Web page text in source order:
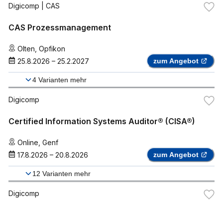
Digicomp | CAS
CAS Prozessmanagement
Olten Opfikon
25.8.2026 – 25.2.2027 zum Angebot
4 Varianten mehr
Digicomp
Certified Information Systems Auditor® (CISA®)
Online Genf
17.8.2026 – 20.8.2026 zum Angebot
12 Varianten mehr
Digicomp